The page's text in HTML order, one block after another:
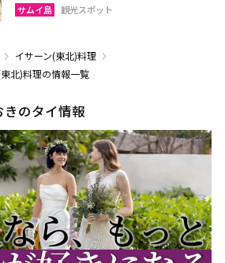
サムイ島 観光スポット
イサーン(東北)料理
北)料理の情報一覧
のタイ情報